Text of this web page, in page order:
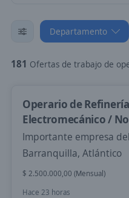
Departamento
181 Ofertas de trabajo de operario de produccion en
Operario de
Electromecánico /
Importante empresa
Barranquilla, Atlántico
$ 2.500.000,00 (Mensual)
Hace 23 horas